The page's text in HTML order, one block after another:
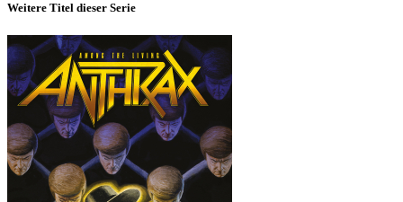
Weitere Titel dieser Serie